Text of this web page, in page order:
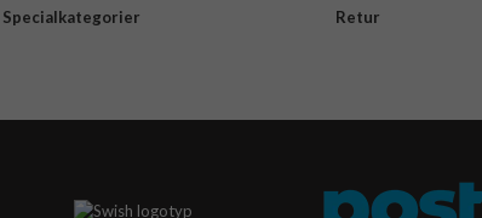
Specialkategorier
Retur